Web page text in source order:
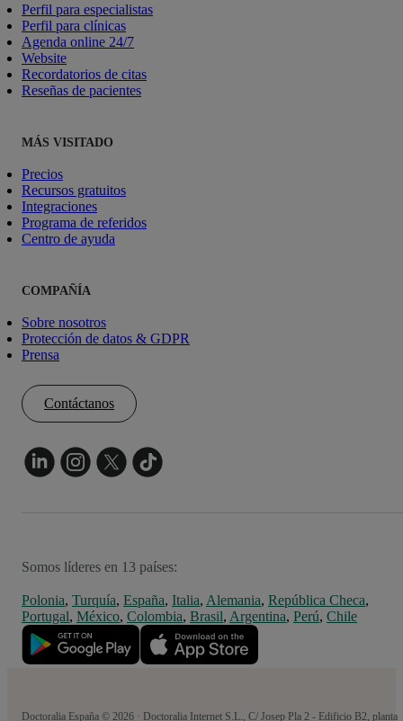
Perfil para especialistas
Perfil para clínicas
Agenda online 24/7
Website
Recordatorios de citas
Reseñas de pacientes
MÁS VISITADO
Precios
Recursos gratuitos
Integraciones
Programa de referidos
Centro de ayuda
COMPAÑÍA
Sobre nosotros
Protección de datos & GDPR
Prensa
Contáctanos
Somos líderes en 13 países:
Polonia, Turquía, España, Italia, Alemania, República Checa,
Portugal, México, Colombia, Brasil, Argentina, Perú, Chile
Doctoralia España © 2026 · Doctoralia Internet S.L., C/ Josep Pla 2 - Edificio B2, planta